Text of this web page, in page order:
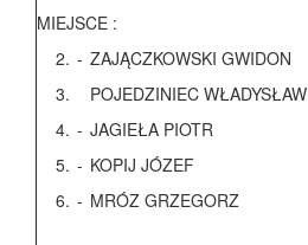
MIEJSCE :
2. - ZAJĄCZKOWSKI GWIDON
3.
POJEDZINIEC WŁADYSŁAW
4. - JAGIEŁA PIOTR
5. - KOPIJ JÓZEF
6. - MRÓZ GRZEGORZ